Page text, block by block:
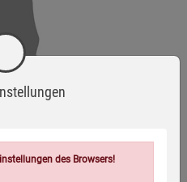
über Adaptogene ist ein
das Mittel der Wahl.
des Browsers!